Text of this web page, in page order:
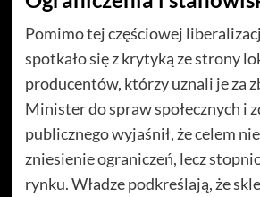
Pomimo tej częściowej
spotkało się z krytyką ze strony
producentów, którzy uznali je za
Minister do spraw społecznych i
publicznego wyjaśnił, że celem
zniesienie ograniczeń, lecz
rynku. Władze podkreślają, że